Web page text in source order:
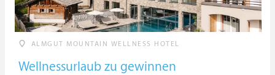
ALMGUT MOUNTAIN WELLNESS HOTEL
Wellnessurlaub zu gewinnen